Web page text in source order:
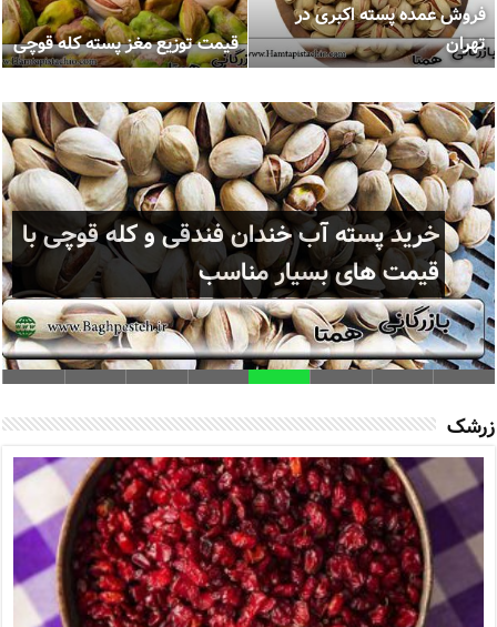
فروش عمده پسته اکبری در
تهران
قیمت توزیع مغز پسته کله قوچی
خرید زرشک تازه و خشک خراسان جنوبی
در سراسر ایران
زرشک